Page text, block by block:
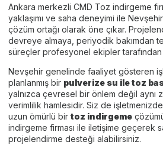
Ankara merkezli CMD Toz indirgeme
yaklaşımı ve saha deneyimi ile
çözüm ortağı olarak öne çıkar.
devreye almaya, periyodik bakımdan
süreçler profesyonel ekipler tarafından
Nevşehir genelinde faaliyet gösteren
planlanmış bir pulverize su ile toz
yalnızca çevresel bir önlem değil aynı
verimlilik hamlesidir. Siz de
uzun ömürlü bir toz indirgeme
indirgeme firması ile iletişime geçerek
projelendirme desteği alabilirsiniz.